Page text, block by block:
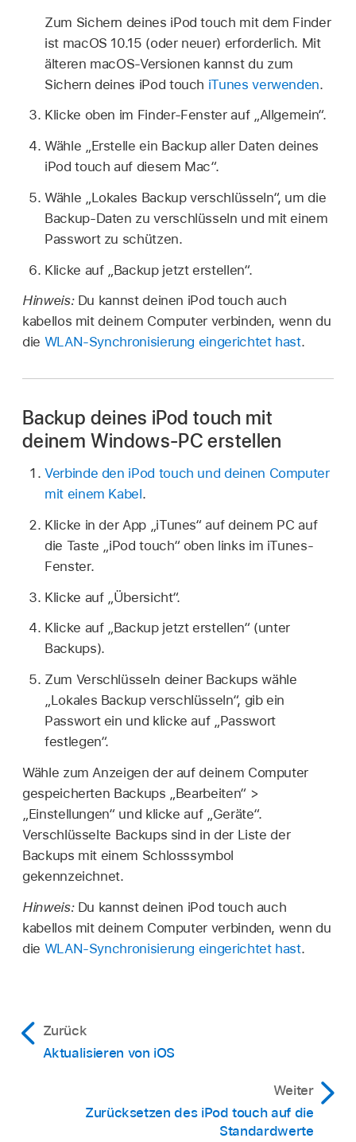
Zum Sichern deines iPod touch mit dem Finder
ist macOS 10.15 (oder neuer) erforderlich. Mit
älteren macOS-Versionen kannst du zum
Sichern deines iPod touch iTunes verwenden.
Klicke oben im Finder-Fenster auf „Allgemein“.
Wähle „Erstelle ein Backup aller Daten deines
iPod touch auf diesem Mac“.
Wähle „Lokales Backup verschlüsseln“, um die
Backup-Daten zu verschlüsseln und mit einem
Passwort zu schützen.
Klicke auf „Backup jetzt erstellen“.
Hinweis: Du kannst deinen iPod touch auch
kabellos mit deinem Computer verbinden, wenn du
die WLAN-Synchronisierung eingerichtet hast.
Backup deines iPod touch mit
deinem Windows-PC erstellen
Verbinde den iPod touch und deinen Computer
mit einem Kabel.
Klicke in der App „iTunes“ auf deinem PC auf
die Taste „iPod touch“ oben links im iTunes-
Fenster.
Klicke auf „Übersicht“.
Klicke auf „Backup jetzt erstellen“ (unter
Backups).
Zum Verschlüsseln deiner Backups wähle
„Lokales Backup verschlüsseln“, gib ein
Passwort ein und klicke auf „Passwort
festlegen“.
Wähle zum Anzeigen der auf deinem Computer
gespeicherten Backups „Bearbeiten“ >
„Einstellungen“ und klicke auf „Geräte“.
Verschlüsselte Backups sind in der Liste der
Backups mit einem Schlosssymbol
gekennzeichnet.
Hinweis: Du kannst deinen iPod touch auch
kabellos mit deinem Computer verbinden, wenn du
die WLAN-Synchronisierung eingerichtet hast.
Zurück
Aktualisieren von iOS
Weiter
Zurücksetzen des iPod touch auf die
Standardwerte